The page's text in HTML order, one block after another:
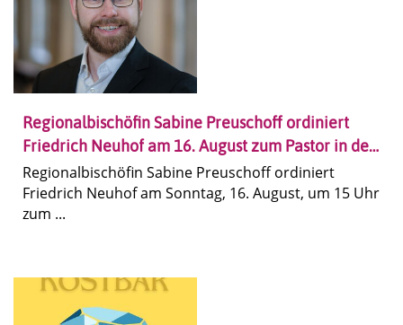
Regionalbischöfin Sabine Preuschoff ordiniert
Friedrich Neuhof am 16. August zum Pastor in der
Epiphaniaskirche Hannover
Regionalbischöfin Sabine Preuschoff ordiniert
Friedrich Neuhof am Sonntag, 16. August, um 15 Uhr
zum ...